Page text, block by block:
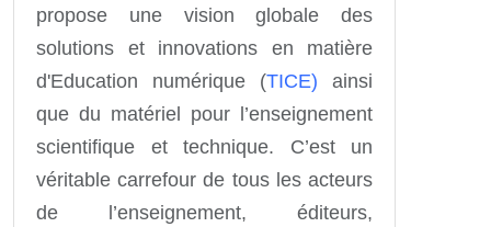
propose une vision globale des
solutions et innovations en matière
d'Education numérique (TICE) ainsi
que du matériel pour l’enseignement
scientifique et technique. C’est un
véritable carrefour de tous les acteurs
de l’enseignement, éditeurs,